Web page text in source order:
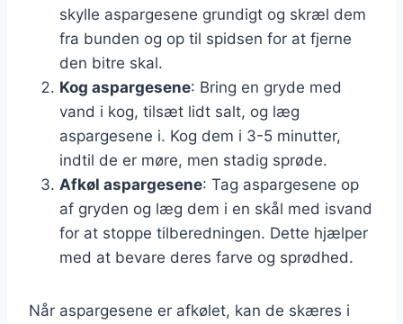
skylle aspargesene grundigt og skræl dem
fra bunden og op til spidsen for at fjerne
den bitre skal.
Kog aspargesene: Bring en gryde med
vand i kog, tilsæt lidt salt, og læg
aspargesene i. Kog dem i 3-5 minutter,
indtil de er møre, men stadig sprøde.
Afkøl aspargesene: Tag aspargesene op
af gryden og læg dem i en skål med isvand
for at stoppe tilberedningen. Dette hjælper
med at bevare deres farve og sprødhed.
Når aspargesene er afkølet, kan de skæres i